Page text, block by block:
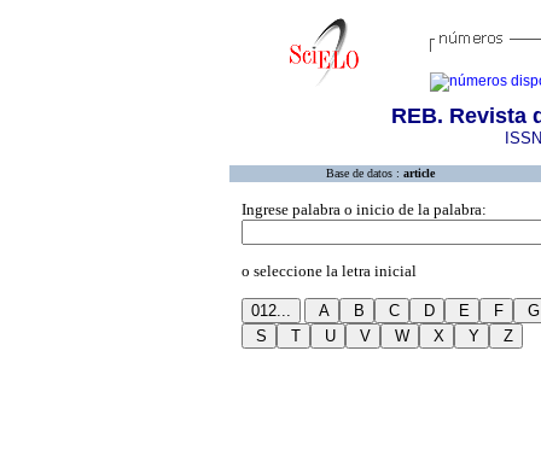
REB. Revista
Base de datos : article
Ingrese palabra o inicio de la palabra:
o seleccione la letra inicial